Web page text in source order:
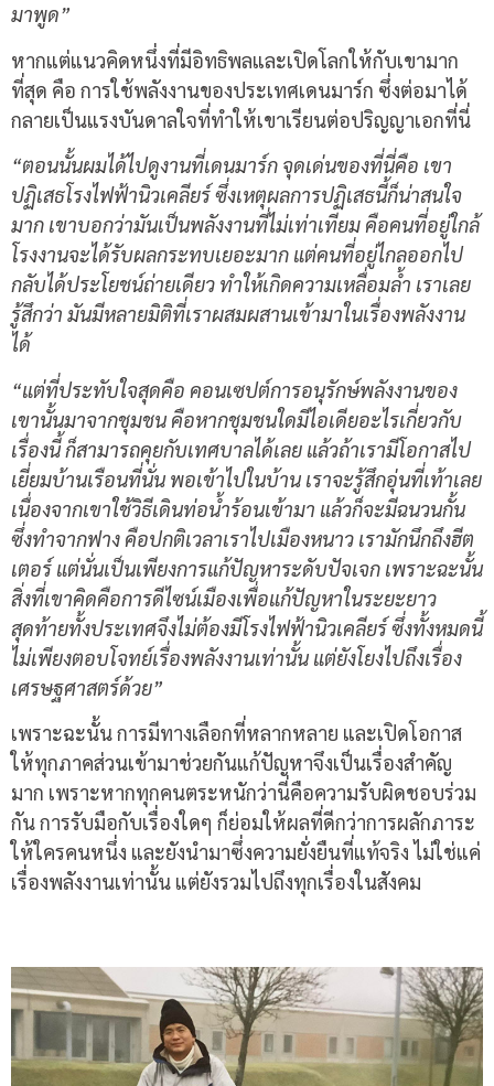
มาพูด”
หากแต่แนวคิดหนึ่งที่มีอิทธิพลและเปิดโลกให้กับเขามาก
ที่สุด คือ การใช้พลังงานของประเทศเดนมาร์ก ซึ่งต่อมาได้
กลายเป็นแรงบันดาลใจที่ทำให้เขาเรียนต่อปริญญาเอกที่นี่
“ตอนนั้นผมได้ไปดูงานที่เดนมาร์ก จุดเด่นของที่นี่คือ เขา
ปฏิเสธโรงไฟฟ้านิวเคลียร์ ซึ่งเหตุผลการปฏิเสธนี้ก็น่าสนใจ
มาก เขาบอกว่ามันเป็นพลังงานที่ไม่เท่าเทียม คือคนที่อยู่ใกล้
โรงงานจะได้รับผลกระทบเยอะมาก แต่คนที่อยู่ไกลออกไป
กลับได้ประโยชน์ถ่ายเดียว ทำให้เกิดความเหลื่อมล้ำ เราเลย
รู้สึกว่า มันมีหลายมิติที่เราผสมผสานเข้ามาในเรื่องพลังงาน
ได้
“แต่ที่ประทับใจสุดคือ คอนเซปต์การอนุรักษ์พลังงานของ
เขานั้นมาจากชุมชน คือหากชุมชนใดมีไอเดียอะไรเกี่ยวกับ
เรื่องนี้ ก็สามารถคุยกับเทศบาลได้เลย แล้วถ้าเรามีโอกาสไป
เยี่ยมบ้านเรือนที่นั่น พอเข้าไปในบ้าน เราจะรู้สึกอุ่นที่เท้าเลย
เนื่องจากเขาใช้วิธีเดินท่อน้ำร้อนเข้ามา แล้วก็จะมีฉนวนกั้น
ซึ่งทำจากฟาง คือปกติเวลาเราไปเมืองหนาว เรามักนึกถึงฮีต
เตอร์ แต่นั่นเป็นเพียงการแก้ปัญหาระดับปัจเจก เพราะฉะนั้น
สิ่งที่เขาคิดคือการดีไซน์เมืองเพื่อแก้ปัญหาในระยะยาว
สุดท้ายทั้งประเทศจึงไม่ต้องมีโรงไฟฟ้านิวเคลียร์ ซึ่งทั้งหมดนี้
ไม่เพียงตอบโจทย์เรื่องพลังงานเท่านั้น แต่ยังโยงไปถึงเรื่อง
เศรษฐศาสตร์ด้วย”
เพราะฉะนั้น การมีทางเลือกที่หลากหลาย และเปิดโอกาส
ให้ทุกภาคส่วนเข้ามาช่วยกันแก้ปัญหาจึงเป็นเรื่องสำคัญ
มาก เพราะหากทุกคนตระหนักว่านี่คือความรับผิดชอบร่วม
กัน การรับมือกับเรื่องใดๆ ก็ย่อมให้ผลที่ดีกว่าการผลักภาระ
ให้ใครคนหนึ่ง และยังนำมาซึ่งความยั่งยืนที่แท้จริง ไม่ใช่แค่
เรื่องพลังงานเท่านั้น แต่ยังรวมไปถึงทุกเรื่องในสังคม